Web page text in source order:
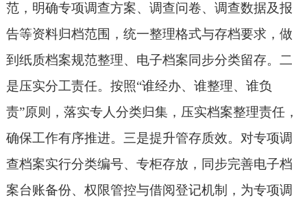
范，明确专项调查方案、调查问卷、调查数据及报
告等资料归档范围，统一整理格式与存档要求，做
到纸质档案规范整理、电子档案同步分类留存。二
是压实分工责任。按照“谁经办、谁整理、谁负
责”原则，落实专人分类归集，压实档案整理责任，
确保工作有序推进。三是提升管存质效。对专项调
查档案实行分类编号、专柜存放，同步完善电子档
案台账备份、权限管控与借阅登记机制，为专项调